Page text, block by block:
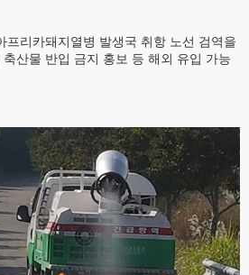
프리카돼지열병 발생국 취항 노선 검역을
산물 반입 금지 홍보 등 해외 유입 가능